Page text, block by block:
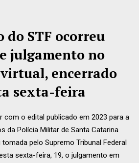
do STF ocorreu
julgamento no
encerrado
sexta-feira
com o edital publicado em 2023 para a
da Polícia Militar de Santa Catarina
pelo Supremo Tribunal Federal
sexta-feira, 19, o julgamento em